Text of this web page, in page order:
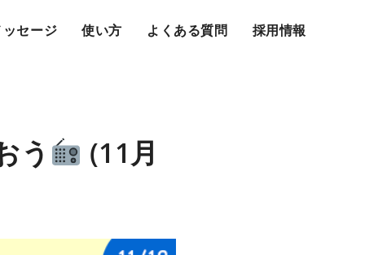
ッセージ 使い方 よくある質問 採用情報
う
(11月